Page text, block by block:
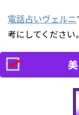
電話占いヴェルニ
考にしてください。